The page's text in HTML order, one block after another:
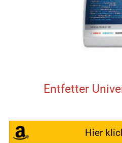
Entfetter
Hier